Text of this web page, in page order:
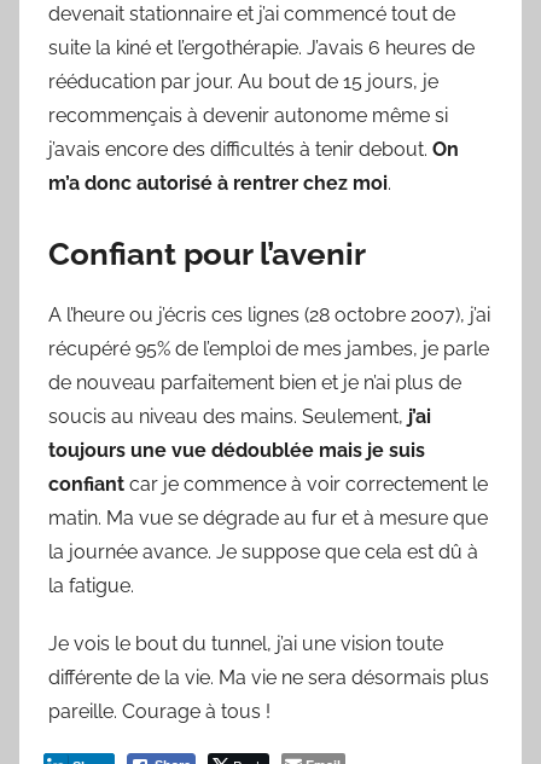
devenait stationnaire et j’ai commencé tout de
suite la kiné et l’ergothérapie. J’avais 6 heures de
rééducation par jour. Au bout de 15 jours, je
recommençais à devenir autonome même si
j’avais encore des difficultés à tenir debout. On
m’a donc autorisé à rentrer chez moi.
Confiant pour l’avenir
A l’heure ou j’écris ces lignes (28 octobre 2007), j’ai
récupéré 95% de l’emploi de mes jambes, je parle
de nouveau parfaitement bien et je n’ai plus de
soucis au niveau des mains. Seulement, j’ai
toujours une vue dédoublée mais je suis
confiant car je commence à voir correctement le
matin. Ma vue se dégrade au fur et à mesure que
la journée avance. Je suppose que cela est dû à
la fatigue.
Je vois le bout du tunnel, j’ai une vision toute
différente de la vie. Ma vie ne sera désormais plus
pareille. Courage à tous !